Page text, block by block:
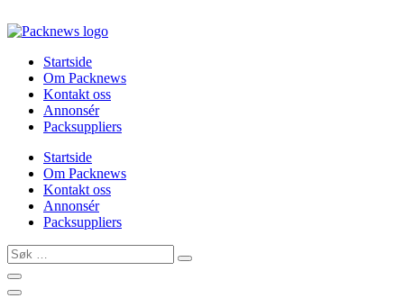
to
Startside
Om Packnews
Kontakt oss
Annonsér
Packsuppliers
Startside
Om Packnews
Kontakt oss
Annonsér
Packsuppliers
Søk
…